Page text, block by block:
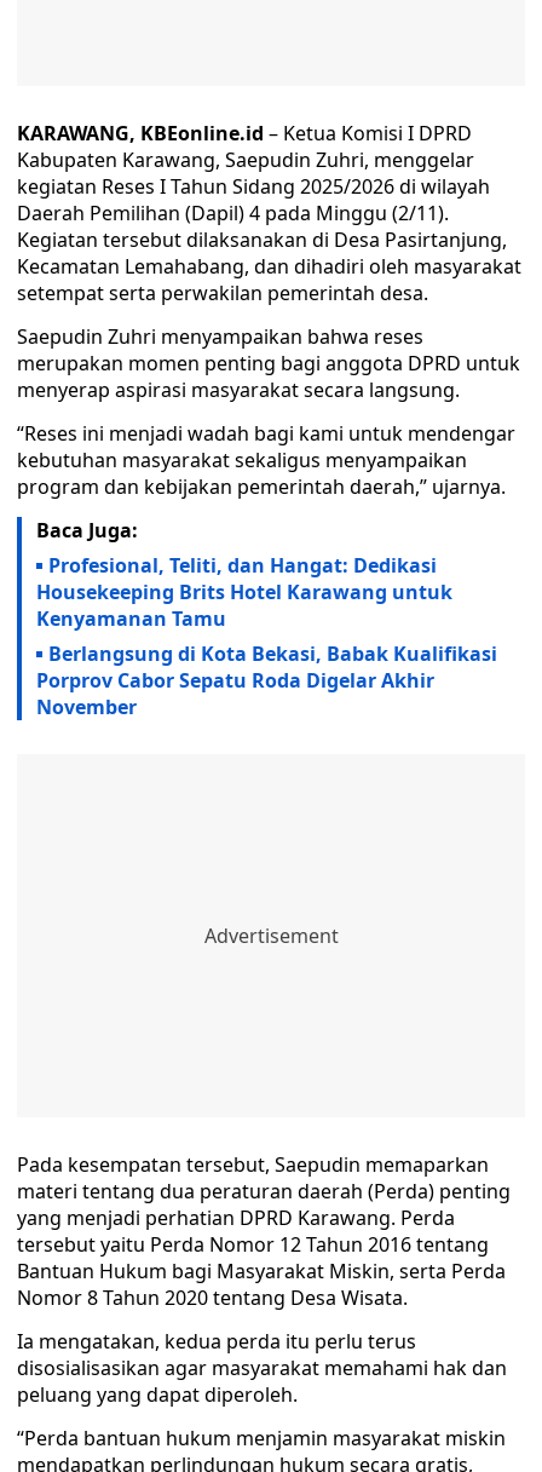
KARAWANG, KBEonline.id – Ketua Komisi I DPRD
Kabupaten Karawang, Saepudin Zuhri, menggelar
kegiatan Reses I Tahun Sidang 2025/2026 di wilayah
Daerah Pemilihan (Dapil) 4 pada Minggu (2/11).
Kegiatan tersebut dilaksanakan di Desa Pasirtanjung,
Kecamatan Lemahabang, dan dihadiri oleh masyarakat
setempat serta perwakilan pemerintah desa.
Saepudin Zuhri menyampaikan bahwa reses
merupakan momen penting bagi anggota DPRD untuk
menyerap aspirasi masyarakat secara langsung.
“Reses ini menjadi wadah bagi kami untuk mendengar
kebutuhan masyarakat sekaligus menyampaikan
program dan kebijakan pemerintah daerah,” ujarnya.
Baca Juga:
Profesional, Teliti, dan Hangat: Dedikasi
Housekeeping Brits Hotel Karawang untuk
Kenyamanan Tamu
‎Berlangsung di Kota Bekasi, Babak Kualifikasi
Porprov Cabor Sepatu Roda Digelar Akhir
November
Pada kesempatan tersebut, Saepudin memaparkan
materi tentang dua peraturan daerah (Perda) penting
yang menjadi perhatian DPRD Karawang. Perda
tersebut yaitu Perda Nomor 12 Tahun 2016 tentang
Bantuan Hukum bagi Masyarakat Miskin, serta Perda
Nomor 8 Tahun 2020 tentang Desa Wisata.
Ia mengatakan, kedua perda itu perlu terus
disosialisasikan agar masyarakat memahami hak dan
peluang yang dapat diperoleh.
“Perda bantuan hukum menjamin masyarakat miskin
mendapatkan perlindungan hukum secara gratis,